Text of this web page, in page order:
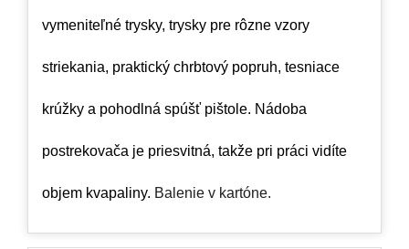
vymeniteľné trysky, trysky pre rôzne vzory
striekania, praktický chrbtový popruh, tesniace
krúžky a pohodlná spúšť pištole. Nádoba
postrekovača je priesvitná, takže pri práci vidíte
objem kvapaliny. Balenie v kartóne.